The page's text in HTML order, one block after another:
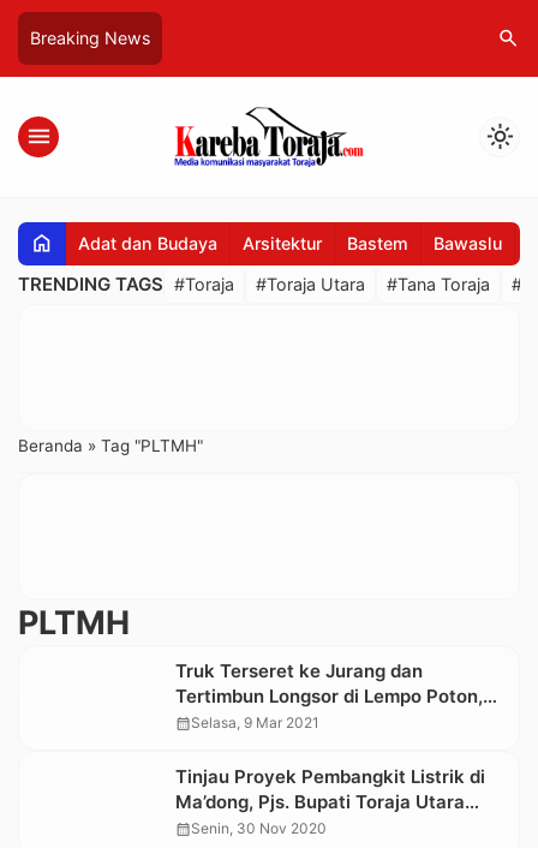
Breaking News search
menu light_mode
home Adat dan Budaya Arsitektur Bastem Bawaslu
TRENDING TAGS #Toraja #Toraja Utara #Tana Toraja
Beranda » Tag "PLTMH"
PLTMH
Truk Terseret ke Jurang dan
Tertimbun Longsor di Lempo Poton,
Toraja Utara
calendar_monthSelasa, 9 Mar 2021
Tinjau Proyek Pembangkit Listrik di
Ma’dong, Pjs. Bupati Toraja Utara
Ingatkan Soal Dampak Lingkungan
calendar_monthSenin, 30 Nov 2020